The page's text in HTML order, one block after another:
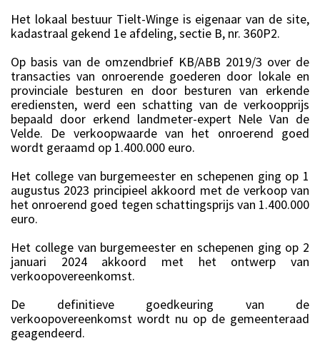
Het lokaal bestuur Tielt-Winge is eigenaar van de site,
kadastraal gekend 1e afdeling, sectie B, nr. 360P2.
Op basis van de omzendbrief KB/ABB 2019/3 over de
transacties van onroerende goederen door lokale en
provinciale besturen en door besturen van erkende
erediensten, werd een schatting van de verkoopprijs
bepaald door erkend landmeter-expert Nele Van de
Velde. De verkoopwaarde van het onroerend goed
wordt geraamd op 1.400.000 euro.
Het college van burgemeester en schepenen ging op 1
augustus 2023 principieel akkoord met de verkoop van
het onroerend goed tegen schattingsprijs van 1.400.000
euro.
Het college van burgemeester en schepenen ging op 2
januari 2024 akkoord met het ontwerp van
verkoopovereenkomst.
De definitieve goedkeuring van de
verkoopovereenkomst wordt nu op de gemeenteraad
geagendeerd.